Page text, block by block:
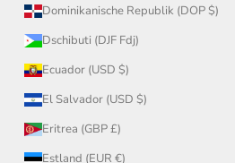
Dominikanische Republik (DOP $)
Dschibuti (DJF Fdj)
Ecuador (USD $)
El Salvador (USD $)
Eritrea (GBP £)
Estland (EUR €)